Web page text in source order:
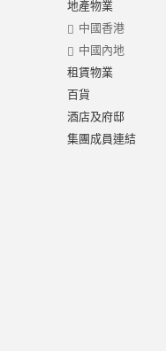
地產物業
中國香港
中國內地
租賃物業
百貨
酒店及府邸
集團成員連結